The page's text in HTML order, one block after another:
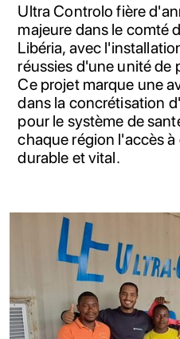
Ultra Controlo fière
majeure dans le comté
Libéria, avec
réussies d'une unité de
Ce projet marque une
dans la concrétisation
pour le système de
chaque région l'accès
durable et vital.